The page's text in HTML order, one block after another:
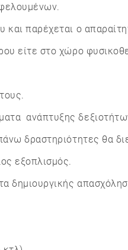
και παρέχεται ο
είτε στο χώρο
ανάπτυξης
δραστηριότητες θα
εξοπλισμός.
δημιουργικής